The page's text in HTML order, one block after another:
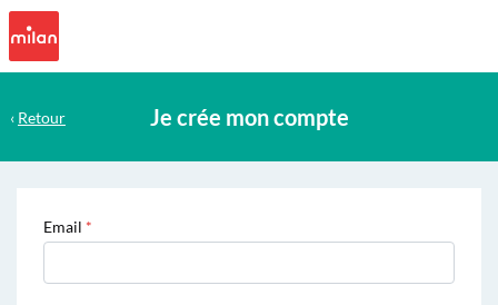
Je crée mon compte
‹ Retour
Email